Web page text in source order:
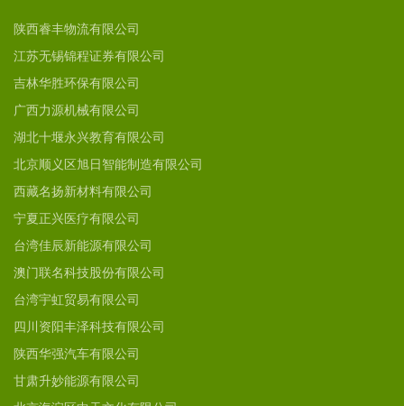
陕西睿丰物流有限公司
江苏无锡锦程证券有限公司
吉林华胜环保有限公司
广西力源机械有限公司
湖北十堰永兴教育有限公司
北京顺义区旭日智能制造有限公司
西藏名扬新材料有限公司
宁夏正兴医疗有限公司
台湾佳辰新能源有限公司
澳门联名科技股份有限公司
台湾宇虹贸易有限公司
四川资阳丰泽科技有限公司
陕西华强汽车有限公司
甘肃升妙能源有限公司